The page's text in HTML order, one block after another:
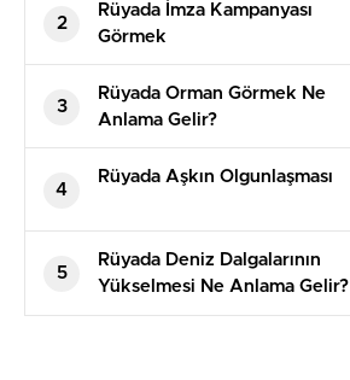
2
Rüyada İmza Kampanyası
Görmek
3
Rüyada Orman Görmek Ne
Anlama Gelir?
4
Rüyada Aşkın Olgunlaşması
5
Rüyada Deniz Dalgalarının
Yükselmesi Ne Anlama Gelir?